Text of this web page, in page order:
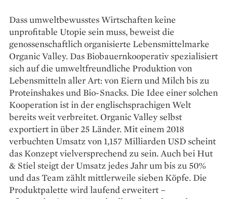
Dass umweltbewusstes Wirtschaften keine
unprofitable Utopie sein muss, beweist die
genossenschaftlich organisierte Lebensmittelmarke
Organic Valley. Das Biobauernkooperativ spezialisiert
sich auf die umweltfreundliche Produktion von
Lebensmitteln aller Art: von Eiern und Milch bis zu
Proteinshakes und Bio-Snacks. Die Idee einer solchen
Kooperation ist in der englischsprachigen Welt
bereits weit verbreitet. Organic Valley selbst
exportiert in über 25 Länder. Mit einem 2018
verbuchten Umsatz von 1,157 Milliarden USD scheint
das Konzept vielversprechend zu sein. Auch bei Hut
& Stiel steigt der Umsatz jedes Jahr um bis zu 50%
und das Team zählt mittlerweile sieben Köpfe. Die
Produktpalette wird laufend erweitert –